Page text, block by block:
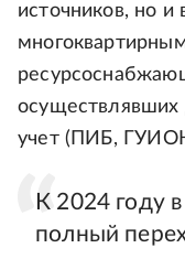
источников, но и
осуществлявших
учет (ПИБ,
К 2024 году
полный